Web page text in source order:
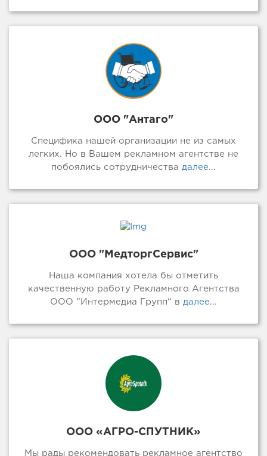
ООО "Антаго"
Специфика нашей организации не из самых
легких. Но в Вашем рекламном агентстве не
побоялись сотрудничества далее...
ООО "МедторгСервис"
Наша компания хотела бы отметить
качественную работу Рекламного Агентства
ООО ”Интермедиа Групп“ в далее...
ООО «АГРО-СПУТНИК»
Мы рады рекомендовать рекламное агентство